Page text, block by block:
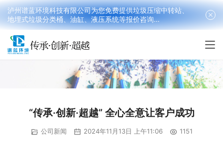
“传承·创新·超越” 全心全意让客户成功
公司新闻 2024年11月13日 上午11:06 1151
泸州谱蓝环境科技有限公司为您免费提供垃圾压缩中转站、
地埋式垃圾分类桶、油缸、液压系统等报价咨询
18090199016(韩先生）